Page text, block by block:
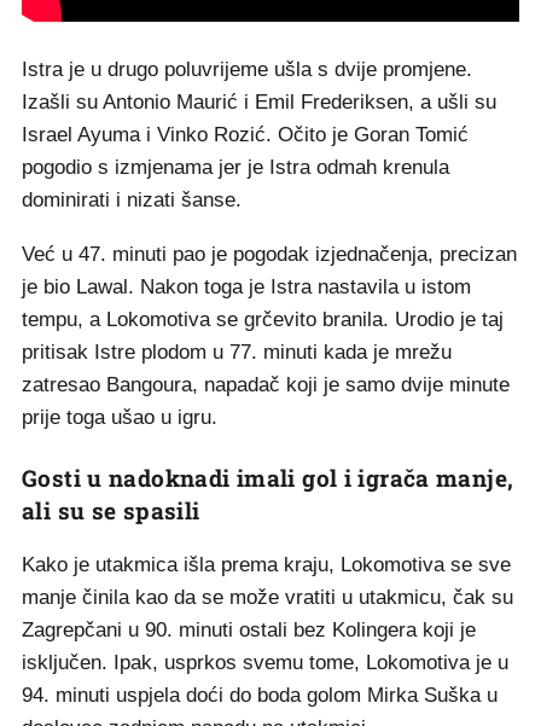
Istra je u drugo poluvrijeme ušla s dvije promjene.
Izašli su Antonio Maurić i Emil Frederiksen, a ušli su
Israel Ayuma i Vinko Rozić. Očito je Goran Tomić
pogodio s izmjenama jer je Istra odmah krenula
dominirati i nizati šanse.
Već u 47. minuti pao je pogodak izjednačenja, precizan
je bio Lawal. Nakon toga je Istra nastavila u istom
tempu, a Lokomotiva se grčevito branila. Urodio je taj
pritisak Istre plodom u 77. minuti kada je mrežu
zatresao Bangoura, napadač koji je samo dvije minute
prije toga ušao u igru.
Gosti u nadoknadi imali gol i igrača manje,
ali su se spasili
Kako je utakmica išla prema kraju, Lokomotiva se sve
manje činila kao da se može vratiti u utakmicu, čak su
Zagrepčani u 90. minuti ostali bez Kolingera koji je
isključen. Ipak, usprkos svemu tome, Lokomotiva je u
94. minuti uspjela doći do boda golom Mirka Suška u